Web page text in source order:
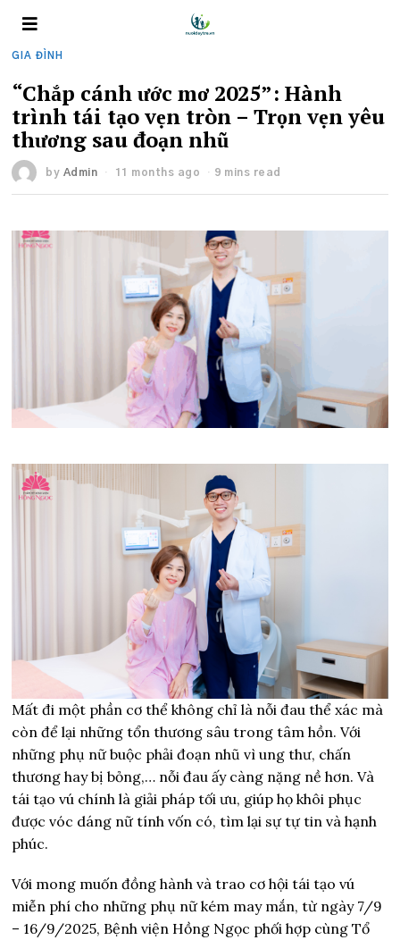
GIA ĐÌNH
“Chắp cánh ước mơ 2025”: Hành
trình tái tạo vẹn tròn – Trọn vẹn yêu
thương sau đoạn nhũ
by Admin 11 months ago 9 mins read
Mất đi một phần cơ thể không chỉ là nỗi đau thể xác mà
còn để lại những tổn thương sâu trong tâm hồn. Với
những phụ nữ buộc phải đoạn nhũ vì ung thư, chấn
thương hay bị bỏng,… nỗi đau ấy càng nặng nề hơn. Và
tái tạo vú chính là giải pháp tối ưu, giúp họ khôi phục
được vóc dáng nữ tính vốn có, tìm lại sự tự tin và hạnh
phúc.
Với mong muốn đồng hành và trao cơ hội tái tạo vú
miễn phí cho những phụ nữ kém may mắn, từ ngày 7/9
– 16/9/2025, Bệnh viện Hồng Ngọc phối hợp cùng Tổ